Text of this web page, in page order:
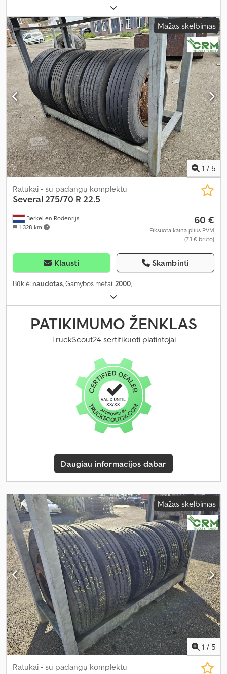
Mažas skelbimas
1 / 5
Berkel en Rodenrijs
1 328 km
Ratukai - su padangų komplektu
Several275/70 R 22.5
60 €
Fiksuota kaina plius PVM
(73 € bruto)
Klausti Skambinti
Būklė: naudotas, Gamybos metai:2000,
PATIKIMUMO ŽENKLAS
TruckScout24 sertifikuoti platintojai
Daugiau informacijos dabar
Mažas skelbimas
1 / 5
Ratukai - su padangų komplektu